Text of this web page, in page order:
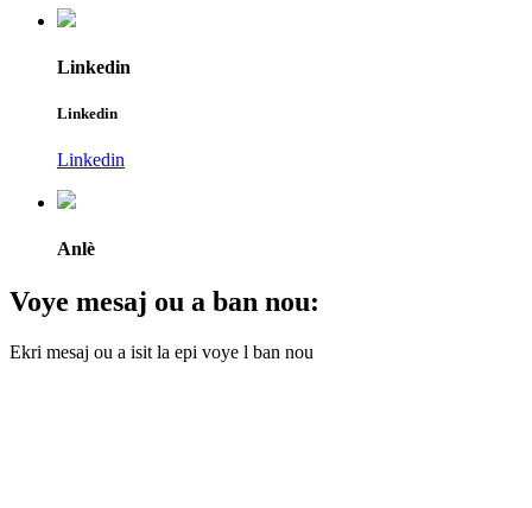
Linkedin
Linkedin
Linkedin
Anlè
Voye mesaj ou a ban nou:
Ekri mesaj ou a isit la epi voye l ban nou